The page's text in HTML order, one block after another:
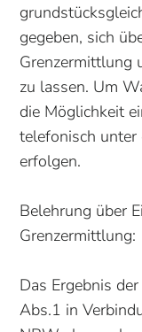
gegeben, sich
Grenzermittlung
zu lassen. Um
die Möglichkeit
telefonisch
erfolgen.
Belehrung über
Grenzermittlung:
Das Ergebnis
Abs.1 in